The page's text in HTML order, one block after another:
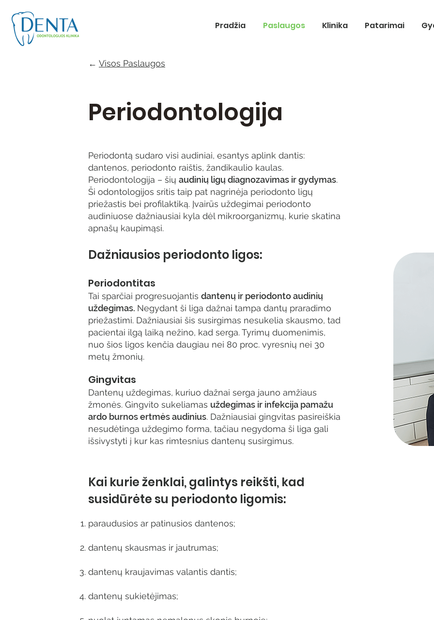
Pradžia Paslaugos Klinika Patarimai
← Visos Paslaugos
Periodontologija
Periodontą sudaro visi audiniai, esantys aplink dantis:
dantenos, periodonto raištis, žandikaulio kaulas.
Periodontologija – šių audinių ligų diagnozavimas ir gydymas.
Ši odontologijos sritis taip pat nagrinėja periodonto ligų
priežastis bei profilaktiką. Įvairūs uždegimai periodonto
audiniuose dažniausiai kyla dėl mikroorganizmų, kurie skatina
apnašų kaupimąsi.
Dažniausios periodonto ligos:
Periodontitas
Tai sparčiai progresuojantis dantenų ir periodonto audinių
uždegimas. Negydant ši liga dažnai tampa dantų praradimo
priežastimi. Dažniausiai šis susirgimas nesukelia skausmo, tad
pacientai ilgą laiką nežino, kad serga. Tyrimų duomenimis,
nuo šios ligos kenčia daugiau nei 80 proc. vyresnių nei 30
metų žmonių.
Gingvitas
Dantenų uždegimas, kuriuo dažnai serga jauno amžiaus
žmonės. Gingvito sukeliamas uždegimas ir infekcija pamažu
ardo burnos ertmės audinius. Dažniausiai gingvitas pasireiškia
nesudėtinga uždegimo forma, tačiau negydoma ši liga gali
išsivystyti į kur kas rimtesnius dantenų susirgimus.
Kai kurie ženklai, galintys reikšti, kad
susidūrėte su periodonto ligomis:
paraudusios ar patinusios dantenos;
dantenų skausmas ir jautrumas;
dantenų kraujavimas valantis dantis;
dantenų sukietėjimas;